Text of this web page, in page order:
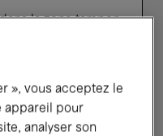
la zone tampon
», vous acceptez le
appareil pour
analyser son